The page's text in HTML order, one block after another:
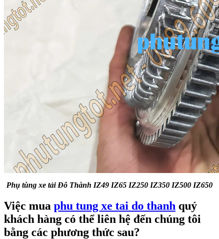
Phụ tùng xe tải Đô Thành IZ49 IZ65 IZ250 IZ350 IZ500 IZ650
Việc mua phu tung xe tai do thanh quý
khách hàng có thể liên hệ đến chúng tôi
bằng các phương thức sau?